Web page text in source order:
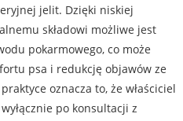
jelit. Dzięki niskiej
składowi możliwe jest
pokarmowego, co może
psa i redukcję objawów ze
oznacza to, że właściciel
po konsultacji z